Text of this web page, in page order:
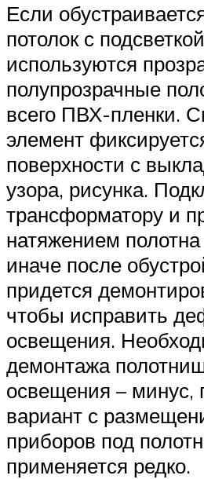
Если
потолок с
используются
полупрозрачные
всего ПВХ-пленки.
элемент
поверхности с
узора, рисунка.
трансформатору и
натяжением
иначе после
придется
чтобы исправить
освещения.
демонтажа
освещения – минус,
вариант с
приборов под
применяется редко.